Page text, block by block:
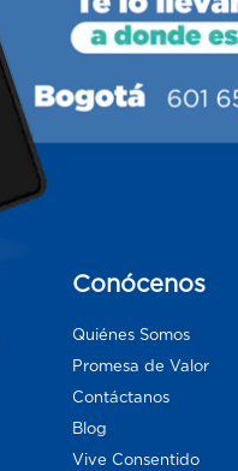
Conócenos
Quiénes Somos
Promesa de Valor
Contáctanos
Blog
Vive Consentido